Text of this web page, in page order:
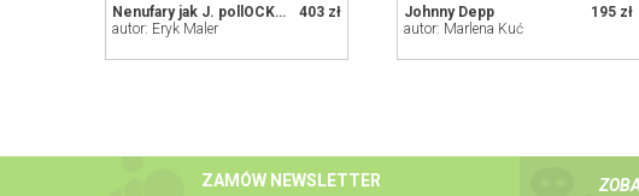
403 zł
Nenufary jak J. pollOCK, 60x80, 2024
autor: Eryk Maler
195 zł
Johnny Depp
autor: Marlena Kuć
ZAMÓW NEWSLETTER